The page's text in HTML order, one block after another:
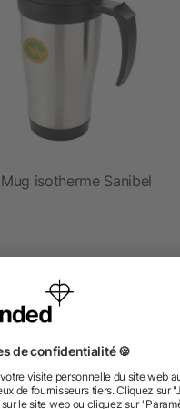
Mug isotherme Sanibel
dès 1,88 €
questions ?